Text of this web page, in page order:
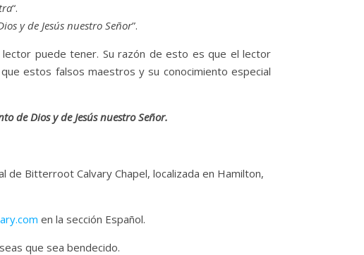
“.
y de Jesús nuestro Señor”.
puede tener. Su razón de esto es que el lector
estos falsos maestros y su conocimiento especial
de Dios y de Jesús nuestro Señor.
de Bitterroot Calvary Chapel, localizada en Hamilton,
en la sección Español.
que sea bendecido.